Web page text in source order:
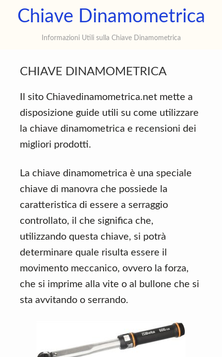
Chiave Dinamometrica
Informazioni Utili sulla Chiave Dinamometrica
CHIAVE DINAMOMETRICA
Il sito Chiavedinamometrica.net mette a
disposizione guide utili su come utilizzare
la chiave dinamometrica e recensioni dei
migliori prodotti.
La chiave dinamometrica è una speciale
chiave di manovra che possiede la
caratteristica di essere a serraggio
controllato, il che significa che,
utilizzando questa chiave, si potrà
determinare quale risulta essere il
movimento meccanico, ovvero la forza,
che si imprime alla vite o al bullone che si
sta avvitando o serrando.